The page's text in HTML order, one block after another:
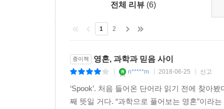
전체 리뷰 (6)
1 2
종이책 영혼, 과학과 믿음 사이
n*****m 2018-06-25 신고
‘Spook’. 처음 들어온 단어라 읽기 전에 찾아
째 뜻일 거다. “과학으로 풀어보는 영혼”이라